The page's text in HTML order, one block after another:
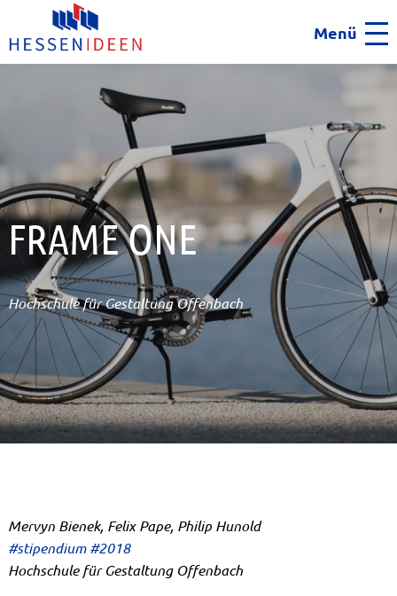
Menü
FRAME ONE
Hochschule für Gestaltung Offenbach
Mervyn Bienek, Felix Pape, Philip Hunold
#stipendium #2018
Hochschule für Gestaltung Offenbach